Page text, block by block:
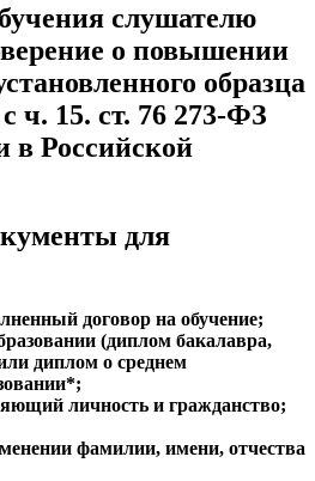
слушателю
о повышении
образца
ч. 15. ст. 76 273-ФЗ
в Российской
для
договор на обучение;
(диплом бакалавра,
диплом о среднем
личность и гражданство;
фамилии, имени, отчества